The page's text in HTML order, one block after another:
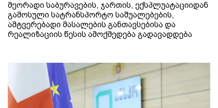
მეორადი საბურავების, ჯართის, ექსპლუატაციიდან
გამოსული სატრანსპორტო საშუალებების,
ამტვერებადი მასალების განთავსებისა და
რეალიზაციის წესის ამოქმედება გადავადდება